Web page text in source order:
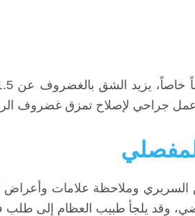
جراحي لإصلاح تمزق غضروف
وملاحظة علامات
وقد يلجأ طبيب العظام إلى